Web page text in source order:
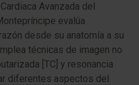
Avanzada del
evalúa
desde su anatomía a su
técnicas de imagen no
[TC] y resonancia
diferentes aspectos del